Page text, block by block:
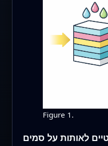
Figure 1.
לאותות על סמים